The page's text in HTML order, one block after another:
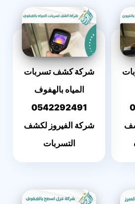
شركة كشف تسربات
المياه بالهفوف
0542292491
شركة الفيروز لكشف
التسربات